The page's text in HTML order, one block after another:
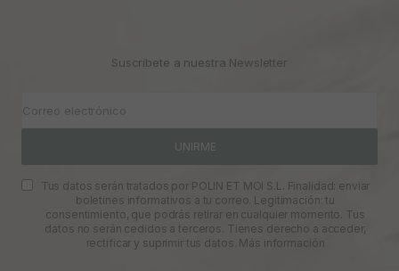
Suscríbete a nuestra Newsletter
Correo electrónico
UNIRME
Tus datos serán tratados por POLIN ET MOI S.L. Finalidad: enviar
boletines informativos a tu correo. Legitimación: tu
consentimiento, que podrás retirar en cualquier momento. Tus
datos no serán cedidos a terceros. Tienes derecho a acceder,
rectificar y suprimir tus datos. Más información